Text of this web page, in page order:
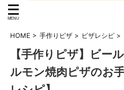
HOME > 手作りピザ > ピザレシピ >
【手作りピザ】ビー
ルモン焼肉ピザのお